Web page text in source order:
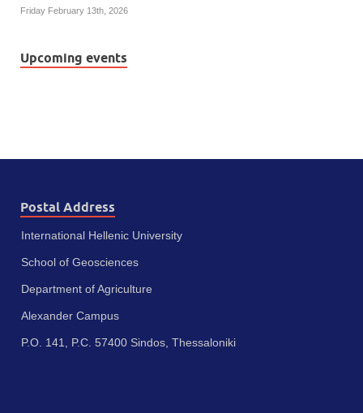
Friday February 13th, 2026
Upcoming events
Postal Address
International Hellenic University
School of Geosciences
Department of Agriculture
Alexander Campus
P.O. 141, P.C. 57400 Sindos, Thessaloniki